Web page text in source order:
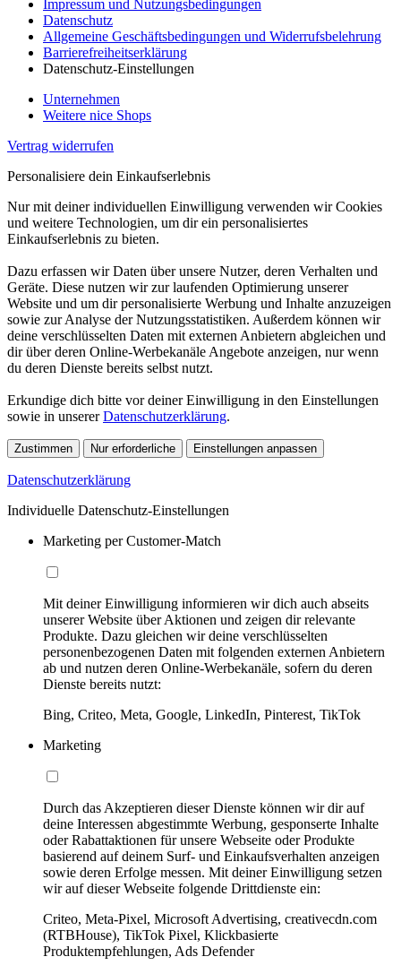
Impressum und Nutzungsbedingungen
Datenschutz
Allgemeine Geschäftsbedingungen und Widerrufsbelehrung
Barrierefreiheitserklärung
Datenschutz-Einstellungen
Unternehmen
Weitere nice Shops
Vertrag widerrufen
Personalisiere dein Einkaufserlebnis
Nur mit deiner individuellen Einwilligung verwenden wir Cookies
und weitere Technologien, um dir ein personalisiertes
Einkaufserlebnis zu bieten.
Dazu erfassen wir Daten über unsere Nutzer, deren Verhalten und
Geräte. Diese nutzen wir zur laufenden Optimierung unserer
Website und um dir personalisierte Werbung und Inhalte anzuzeigen
sowie zur Analyse der Nutzungsstatistiken. Außerdem können wir
deine verschlüsselten Daten mit externen Anbietern abgleichen und
dir über deren Online-Werbekanäle Angebote anzeigen, nur wenn
du deren Dienste bereits selbst nutzt.
Erkundige dich bitte vor deiner Einwilligung in den Einstellungen
sowie in unsererDatenschutzerklärung.
Zustimmen Nur erforderliche Einstellungen anpassen
Datenschutzerklärung
Individuelle Datenschutz-Einstellungen
Marketing per Customer-Match
Mit deiner Einwilligung informieren wir dich auch abseits
unserer Website über Aktionen und zeigen dir relevante
Produkte. Dazu gleichen wir deine verschlüsselten
personenbezogenen Daten mit folgenden externen Anbietern
ab und nutzen deren Online-Werbekanäle, sofern du deren
Dienste bereits nutzt:
Bing, Criteo, Meta, Google, LinkedIn, Pinterest, TikTok
Marketing
Durch das Akzeptieren dieser Dienste können wir dir auf
deine Interessen abgestimmte Werbung, gesponserte Inhalte
oder Rabattaktionen für unsere Webseite oder Produkte
basierend auf deinem Surf- und Einkaufsverhalten anzeigen
sowie deren Erfolge messen. Mit deiner Einwilligung setzen
wir auf dieser Webseite folgende Drittdienste ein:
Criteo, Meta-Pixel, Microsoft Advertising, creativecdn.com
(RTBHouse), TikTok Pixel, Klickbasierte
Produktempfehlungen, Ads Defender